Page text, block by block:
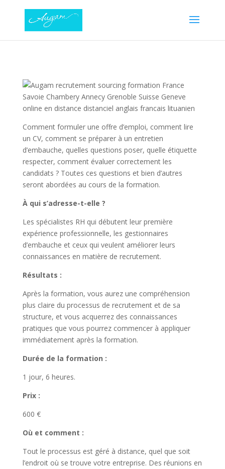
Comment formuler une offre d’emploi, comment lire
un CV, comment se préparer à un entretien
d’embauche, quelles questions poser, quelle étiquette
respecter, comment évaluer correctement les
candidats ? Toutes ces questions et bien d’autres
seront abordées au cours de la formation.
À qui s’adresse-t-elle ?
Les spécialistes RH qui débutent leur première
expérience professionnelle, les gestionnaires
d’embauche et ceux qui veulent améliorer leurs
connaissances en matière de recrutement.
Résultats :
Après la formation, vous aurez une compréhension
plus claire du processus de recrutement et de sa
structure, et vous acquerrez des connaissances
pratiques que vous pourrez commencer à appliquer
immédiatement après la formation.
Durée de la formation :
1 jour, 6 heures.
Prix :
600 €
Où et comment :
Tout le processus est géré à distance, quel que soit
l’endroit où se trouve votre entreprise. Des réunions en